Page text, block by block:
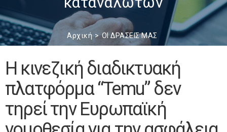
Αρχική ΟΙ ΔΡΑΣΕΙΣ ΜΑΣ
Η κινεζική διαδικτυακή
πλατφόρμα “Temu” δεν
τηρεί την Ευρωπαϊκή